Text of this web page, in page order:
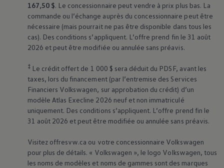
167,50 $. Le concessionnaire peut vendre à prix plus bas. La
commande ou l’échange auprès du concessionnaire peut être
nécessaire (mais pourrait ne pas être disponible dans tous les
cas). Des conditions s’appliquent. L’offre prend fin le 31 août
2026 et peut être modifiée ou annulée sans préavis.
‡Le crédit offert de 1 000 $ sera déduit du PDSF, avant les
taxes, lors du financement (par l’entremise des Services
Financiers Volkswagen, sur approbation du crédit) d’un
modèle Atlas Execline 2026 neuf et non immatriculé
uniquement. Des conditions s’appliquent. L’offre prend fin le
31 août 2026 et peut être modifiée ou annulée sans préavis.
Visitez offresvw.ca ou votre concessionnaire Volkswagen
pour plus de détails. « Volkswagen », le logo Volkswagen, tous
les noms de modèles et noms de gammes sont des marques